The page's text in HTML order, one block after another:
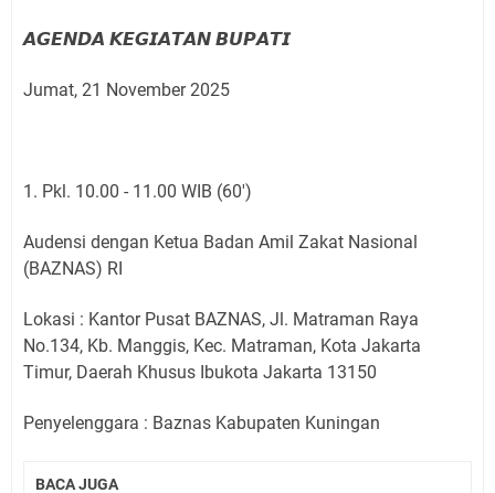
𝘼𝙂𝙀𝙉𝘿𝘼 𝙆𝙀𝙂𝙄𝘼𝙏𝘼𝙉 𝘽𝙐𝙋𝘼𝙏𝙄
Jumat, 21 November 2025
1. Pkl. 10.00 - 11.00 WIB (60')
Audensi dengan Ketua Badan Amil Zakat Nasional
(BAZNAS) RI
Lokasi : Kantor Pusat BAZNAS, Jl. Matraman Raya
No.134, Kb. Manggis, Kec. Matraman, Kota Jakarta
Timur, Daerah Khusus Ibukota Jakarta 13150
Penyelenggara : Baznas Kabupaten Kuningan
BACA JUGA